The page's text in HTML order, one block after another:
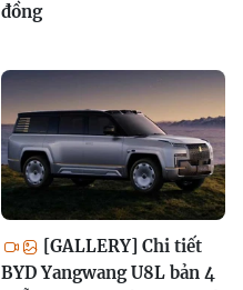
đồng
[GALLERY] Chi tiết
BYD Yangwang U8L bản 4